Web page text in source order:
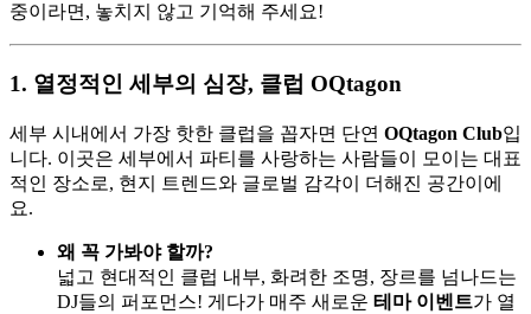
중이라면, 놓치지 않고 기억해 주세요!
1. 열정적인 세부의 심장, 클럽 OQtagon
세부 시내에서 가장 핫한 클럽을 꼽자면 단연 OQtagon Club입
니다. 이곳은 세부에서 파티를 사랑하는 사람들이 모이는 대표
적인 장소로, 현지 트렌드와 글로벌 감각이 더해진 공간이에
요.
왜 꼭 가봐야 할까?
넓고 현대적인 클럽 내부, 화려한 조명, 장르를 넘나드는
DJ들의 퍼포먼스! 게다가 매주 새로운 테마 이벤트가 열